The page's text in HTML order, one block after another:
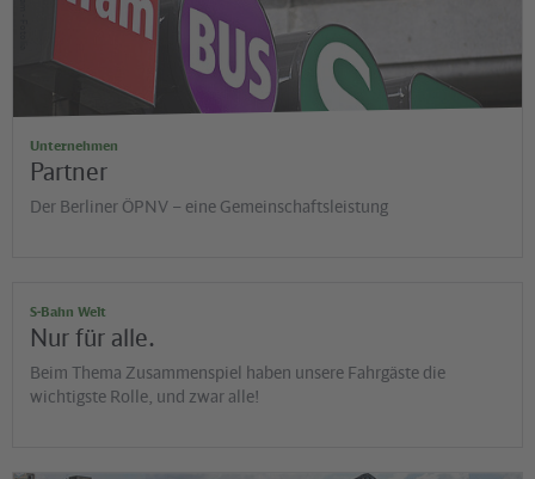
Unternehmen
Partner
Der Berliner ÖPNV – eine Gemeinschaftsleistung
S-Bahn Welt
Nur für alle.
Beim Thema Zusammenspiel haben unsere Fahrgäste die
wichtigste Rolle, und zwar alle!